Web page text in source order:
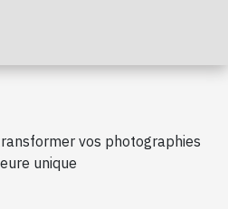
vos photographies
unique